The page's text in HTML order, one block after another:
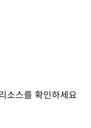
소스를 확인하세요